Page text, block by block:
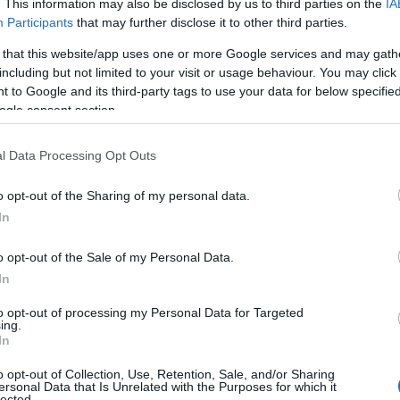
This information may also be disclosed by us to third parties on the
Participants that may further disclose it to other third parties.
that this website/app uses one or more Google services and may
but not limited to your visit or usage behaviour. You may
to Google and its third-party tags to use your data for below
consent section.
Data Processing Opt Outs
opt-out of the Sharing of my personal data.
opt-out of the Sale of my Personal Data.
opt-out of processing my Personal Data for Targeted
opt-out of Collection, Use, Retention, Sale, and/or Sharing
Data that Is Unrelated with the Purposes for which it
ως προτεινόμενη